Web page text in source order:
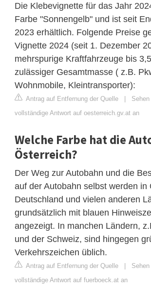
Die Klebevignette für das Jahr
Farbe "Sonnengelb" und ist seit
2023 erhältlich. Folgende Preise
Vignette 2024 (seit 1. Dezember
mehrspurige Kraftfahrzeuge bis
zulässiger Gesamtmasse ( z.B.
Wohnmobile, Kleintransporter):
Antrag auf Entfernung der Quelle
vollständige Antwort auf oesterreich.gv.at an
Welche Farbe hat die
Österreich?
Der Weg zur Autobahn und die
auf der Autobahn selbst werden in
Deutschland und vielen anderen
grundsätzlich mit blauen
angezeigt. In manchen Ländern,
und der Schweiz, sind hingegen
Verkehrszeichen üblich.
Antrag auf Entfernung der Quelle
vollständige Antwort auf fuerboeck.at an